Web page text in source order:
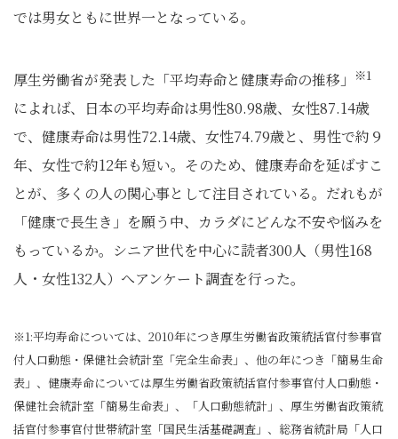
では男女ともに世界一となっている。
厚生労働省が発表した「平均寿命と健康寿命の推移」 ※1
によれば、日本の平均寿命は男性80.98歳、女性87.14歳
で、健康寿命は男性72.14歳、女性74.79歳と、男性で約９
年、女性で約12年も短い。そのため、健康寿命を延ばすこ
とが、多くの人の関心事として注目されている。だれもが
「健康で長生き」を願う中、カラダにどんな不安や悩みを
もっているか。シニア世代を中心に読者300人（男性168
人・女性132人）へアンケート調査を行った。
※1:平均寿命については、2010年につき厚生労働省政策統括官付参事官
付人口動態・保健社会統計室「完全生命表」、他の年につき「簡易生命
表」、健康寿命については厚生労働省政策統括官付参事官付人口動態・
保健社会統計室「簡易生命表」、「人口動態統計」、厚生労働省政策統
括官付参事官付世帯統計室「国民生活基礎調査」、総務省統計局「人口